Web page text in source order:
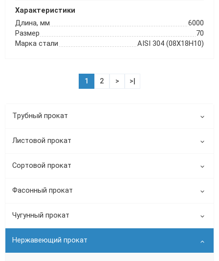
Трубный прокат
Листовой прокат
Сортовой прокат
Фасонный прокат
Чугунный прокат
Нержавеющий прокат
Характеристики
Длина, мм
6000
Размер
70
Марка стали
AISI 304 (08Х18Н10)
1 2 > >|